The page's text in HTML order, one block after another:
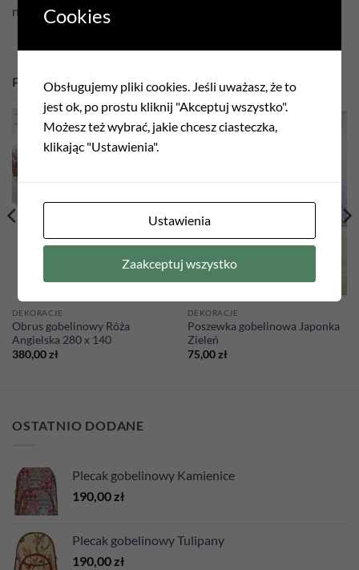
nie czyścić chemicznie
PODOBNE PRODUKTY
Add to
DEKORACJE
Obrus gobelinowy Róża
Angielska 280 x 140
380,00zł
DEKORACJE
Poszewka gobelinowa Japonka
Zieleń
75,00zł
OSTATNIO DODANE
Plecak gobelinowy Kamienice
190,00 zł
Plecak gobelinowy Tulipany
190,00 zł
Cookies
Obsługujemy pliki cookies. Jeśli uważasz, że to
jest ok, po prostu kliknij "Akceptuj wszystko".
Możesz też wybrać, jakie chcesz ciasteczka,
klikając "Ustawienia".
Ustawienia
Zaakceptuj wszystko